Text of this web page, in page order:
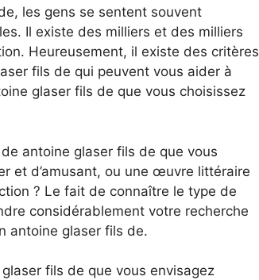
les gens se sentent souvent
Il existe des milliers et des milliers
Heureusement, il existe des critères
fils de qui peuvent vous aider à
glaser fils de que vous choisissez
antoine glaser fils de que vous
et d’amusant, ou une œuvre littéraire
? Le fait de connaître le type de
considérablement votre recherche
antoine glaser fils de.
fils de que vous envisagez